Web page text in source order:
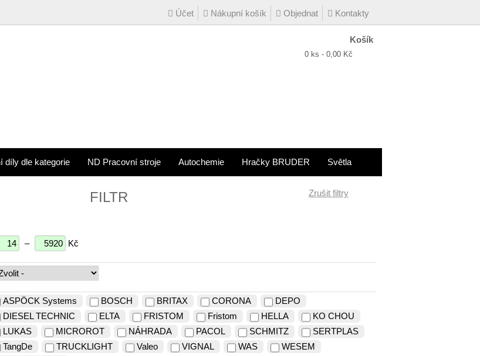
Účet Nákupní košík Objednat Kontakty
Košík
0 ks - 0,00 Kč
díly dle kategorie ND Pracovní stroje Autochemie Hračky BRUDER Světla
FILTR
– Kč
ASPÖCK Systems BOSCH BRITAX CORONA
DEPO
DIESEL TECHNIC
ELTA FRISTOM Fristom HELLA
KO CHOU
LUKAS
MICROROT NÁHRADA PACOL SCHMITZ
SERTPLAS
TangDe
TRUCKLIGHT Valeo VIGNAL WAS
WESEM